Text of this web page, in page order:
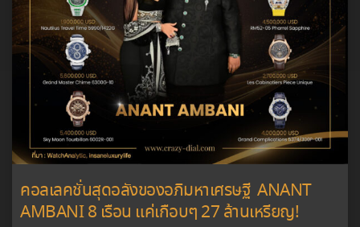
คอลเลคชั่นสุดอลังของอภิมหาเศรษฐี ANANT
AMBANI 8 เรือน แค่เกือบๆ 27 ล้านเหรียญ!